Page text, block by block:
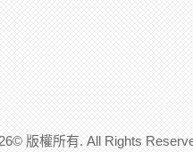
版權所有. All Rights